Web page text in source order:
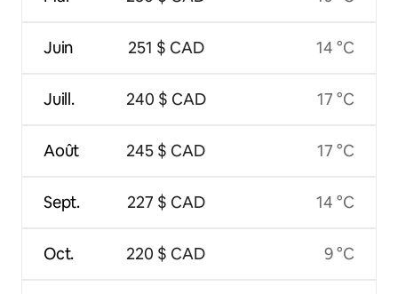
Juin
Juill.
Août
Sept.
Oct.
251 $ CAD
240 $ CAD
245 $ CAD
227 $ CAD
220 $ CAD
14 °C
17 °C
17 °C
14 °C
9 °C